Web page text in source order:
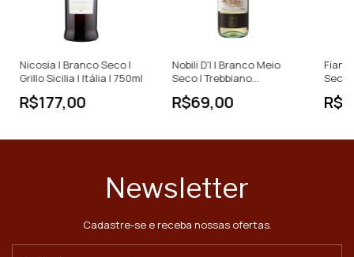
Nicosia | Branco Seco |
Grillo Sicilia | Itália | 750ml
R$177,00
Nobili D'I | Branco Meio
Seco | Trebbiano
D'Abruzzo | Itália | 750ml
R$69,00
Fiano
Seco
|
Newsletter
Cadastre-se e receba nossas ofertas.